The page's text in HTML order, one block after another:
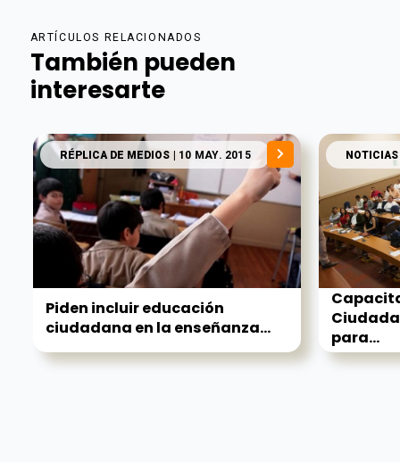
ARTÍCULOS RELACIONADOS
También pueden
interesarte
RÉPLICA DE MEDIOS | 10 MAY. 2015
Piden incluir educación
ciudadana en la enseñanza...
NOTICIAS
para...